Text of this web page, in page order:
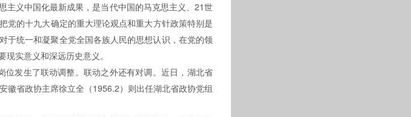
义中国化最新成果，是当代中国的马克思主义、21世
把党的十九大确定的重大理论观点和重大方针政策特别是
统一和凝聚全党全国各族人民的思想认识，在党的领
意义和深远历史意义。
发生了联动调整。联动之外还有对调。近日，湖北省
徽省政协主席徐立全（1956.2）则出任湖北省政协党组